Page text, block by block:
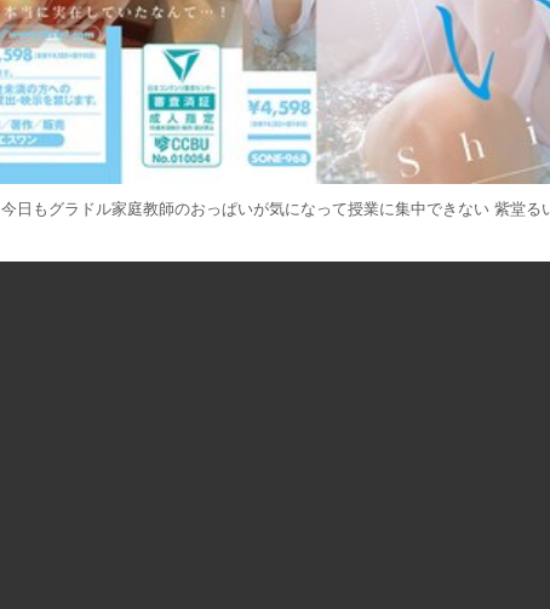
今日もグラドル家庭教師のおっぱいが気になって授業に集中できない 紫堂る